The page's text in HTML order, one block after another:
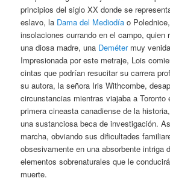
principios del siglo XX donde se
eslavo, la Dama del Mediodía o
insolaciones currando en el campo, quien
una diosa madre, una Deméter muy
Impresionada por este metraje, Lois
cintas que podrían resucitar su carrera
su autora, la señora Iris Withcombe,
circunstancias mientras viajaba a Toronto
primera cineasta canadiense de la
una sustanciosa beca de investigación.
marcha, obviando sus dificultades
obsesivamente en una absorbente intriga
elementos sobrenaturales que le
muerte.